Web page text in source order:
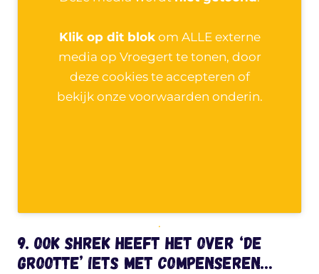
Klik op dit blokom ALLE externe
media op Vroegert te tonen, door
deze cookies te accepteren of
bekijk onze voorwaarden onderin.
.
9. Ook Shrek heeft het over ‘de
grootte’ Iets met compenseren…